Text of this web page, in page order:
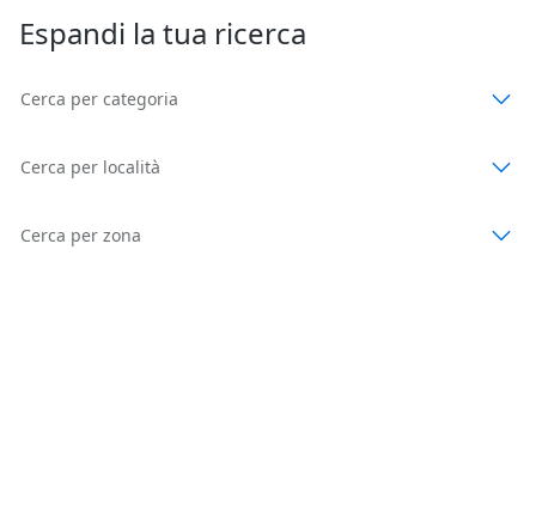
Espandi la tua ricerca
Cerca per categoria
Cerca per località
Cerca per zona